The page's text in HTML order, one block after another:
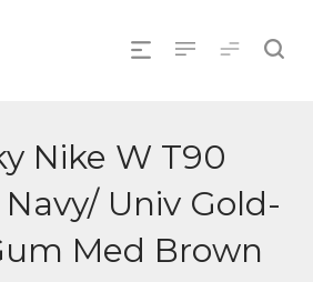
Nike W T90
Univ Gold-
Med Brown